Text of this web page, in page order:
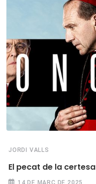
JORDI VALLS
El pecat de la certesa